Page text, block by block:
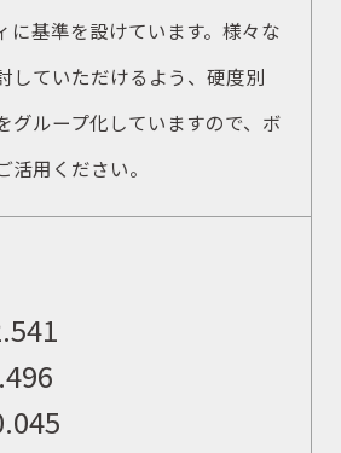
に基準を設けています。様々な
していただけるよう、硬度別
グループ化していますので、ボ
活用ください。